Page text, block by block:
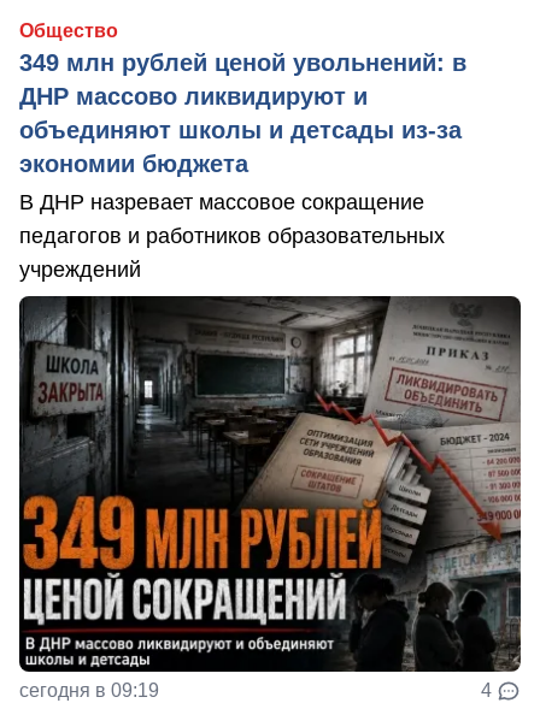
Общество
349 млн рублей ценой увольнений: в
ДНР массово ликвидируют и
объединяют школы и детсады из-за
экономии бюджета
В ДНР назревает массовое сокращение
педагогов и работников образовательных
учреждений
сегодня в 09:19 4